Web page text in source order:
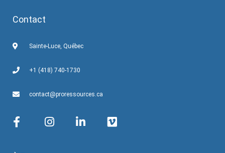
Contact
Sainte-Luce, Québec
+1 (418) 740-1730
contact@proressources.ca